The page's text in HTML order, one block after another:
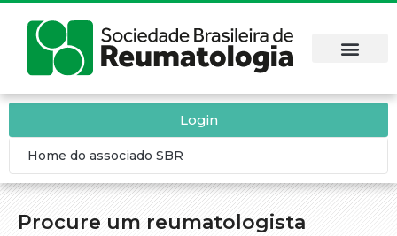
Procure um reumatologista
Login
Home do associado SBR